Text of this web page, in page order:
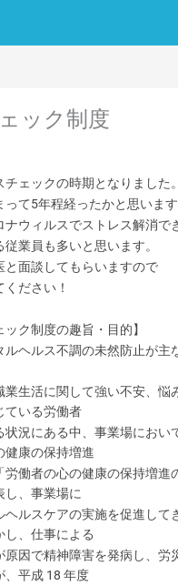
ック制度
ェックの時期となりました。
て5年程経ったかと思います
ナウィルスでストレス解消で
業員も多いと思います。
と面談してもらいますので
ださい！
ック制度の趣旨・目的】
ルヘルス不調の未然防止が主
業生活に関して強い不安、悩
ている労働者
状況にある中、事業場におい
健康の保持増進
労働者の心の健康の保持増進
し、事業場に
ヘルスケアの実施を促進して
し、仕事による
原因で精神障害を発病し、労
、平成 18 年度